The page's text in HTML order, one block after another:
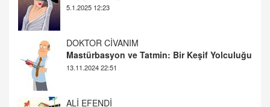
DOKTOR CİVANIM
ALİ EFENDİ
20.12.2024 12:46